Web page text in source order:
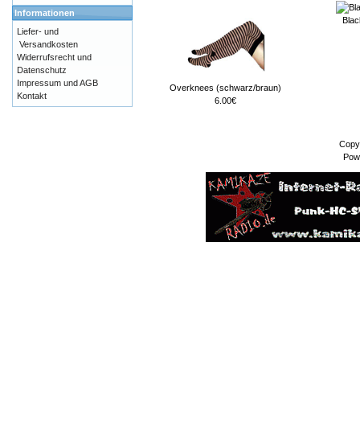
Overknees (schwarz/braun)
6.00€
Informationen
Liefer- und
Versandkosten
Widerrufsrecht und
Datenschutz
Impressum und AGB
Kontakt